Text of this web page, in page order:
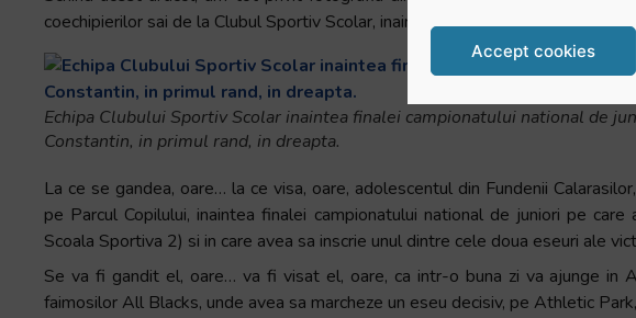
Accept cookies
coechipierilor sai de la Clubul Sportiv Scolar, inaintea finalei campionatului de
Echipa Clubului Sportiv Scolar inaintea finalei campionatului national de
Constantin, in primul rand, in dreapta.
La ce se gandea, oare… la ce visa, oare, adolescentul din Fundenii
pe Parcul Copilului, inaintea finalei campionatului national de juniori pe
Scoala Sportiva 2) si in care avea sa inscrie unul dintre cele doua eseuri ale
Se va fi gandit el, oare… va fi visat el, oare, ca intr-o buna zi va ajunge in
faimosilor All Blacks, unde avea sa marcheze un eseu decisiv, pe Athletic